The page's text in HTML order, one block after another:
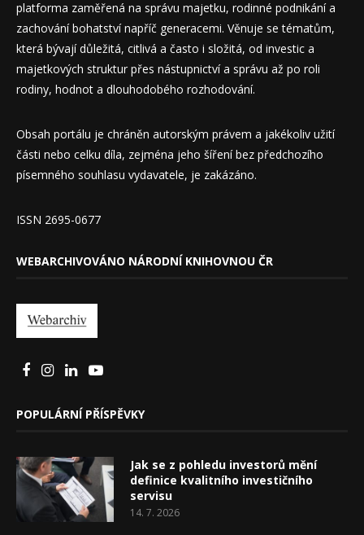
platforma zaměřená na správu majetku, rodinné podnikání a
zachování bohatství napříč generacemi. Věnuje se tématům,
která bývají důležitá, citlivá a často i složitá, od investic a
majetkových struktur přes nástupnictví a správu až po roli
rodiny, hodnot a dlouhodobého rozhodování.
Obsah portálu je chráněn autorským právem a jakékoliv užití
části nebo celku díla, zejména jeho šíření bez předchozího
písemného souhlasu vydavatele, je zakázáno.
ISSN 2695-0677
WEBARCHIVOVÁNO NÁRODNÍ KNIHOVNOU ČR
POPULÁRNÍ PŘÍSPĚVKY
Jak se z pohledu investorů mění
definice kvalitního investičního
servisu
14. 7. 2026